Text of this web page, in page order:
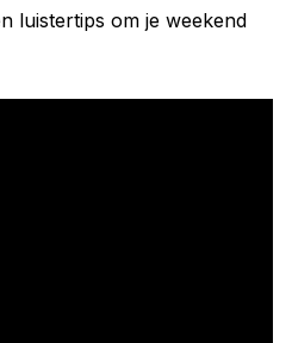
luistertips om je weekend